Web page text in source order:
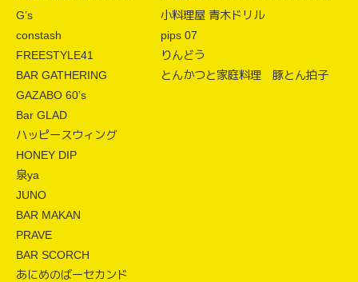
G’s
constash
FREESTYLE41
BAR GATHERING
GAZABO 60’s
Bar GLAD
ハッピースウィング
HONEY DIP
泉ya
JUNO
BAR MAKAN
PRAVE
BAR SCORCH
あにめのばーセカンド
小料理屋 青木ドリル
pips 07
りんどう
とんかつと家庭料理 豚とん拍子